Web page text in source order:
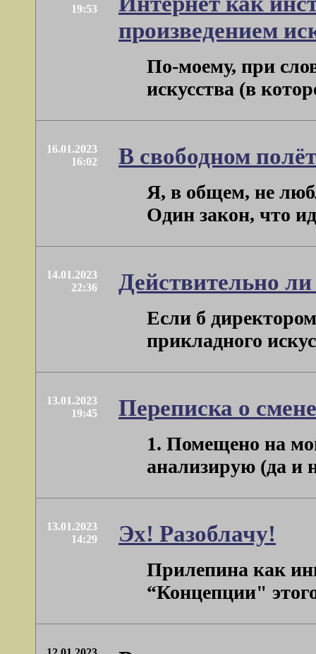
19:53
произведением
По-моему, при
искусства (в
16.01.2023
16:02
В свободном
Я, в общем, не
Один закон, что
14.01.2023
22:36
Действительно
Если б
прикладного
13.01.2023
19:45
Переписка о
1. Помещено на
анализирую (да и
13.01.2023
14:29
Эх! Разоблачу!
Прилепина как
“Концепции"